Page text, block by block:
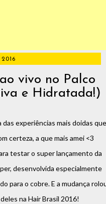
vivo no Palco
e Hidratada!)
experiências mais doidas que
certeza, a que mais amei <3
testar o super lançamento da
desenvolvida especialmente
para o cobre. E a mudança
na Hair Brasil 2016!